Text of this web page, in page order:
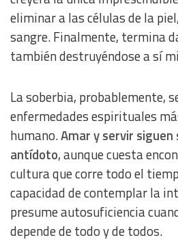
eliminar a las células de la
sangre. Finalmente, termina
también destruyéndose a sí
La soberbia, probablemente,
enfermedades espirituales
humano.Amar y servir siguen
antídoto, aunque cuesta
cultura que corre todo el
capacidad de contemplar la
presume autosuficiencia
depende de todo y de todos.
Non-IAB processing purposes:
Essential
Analytical
Functional
Advertising